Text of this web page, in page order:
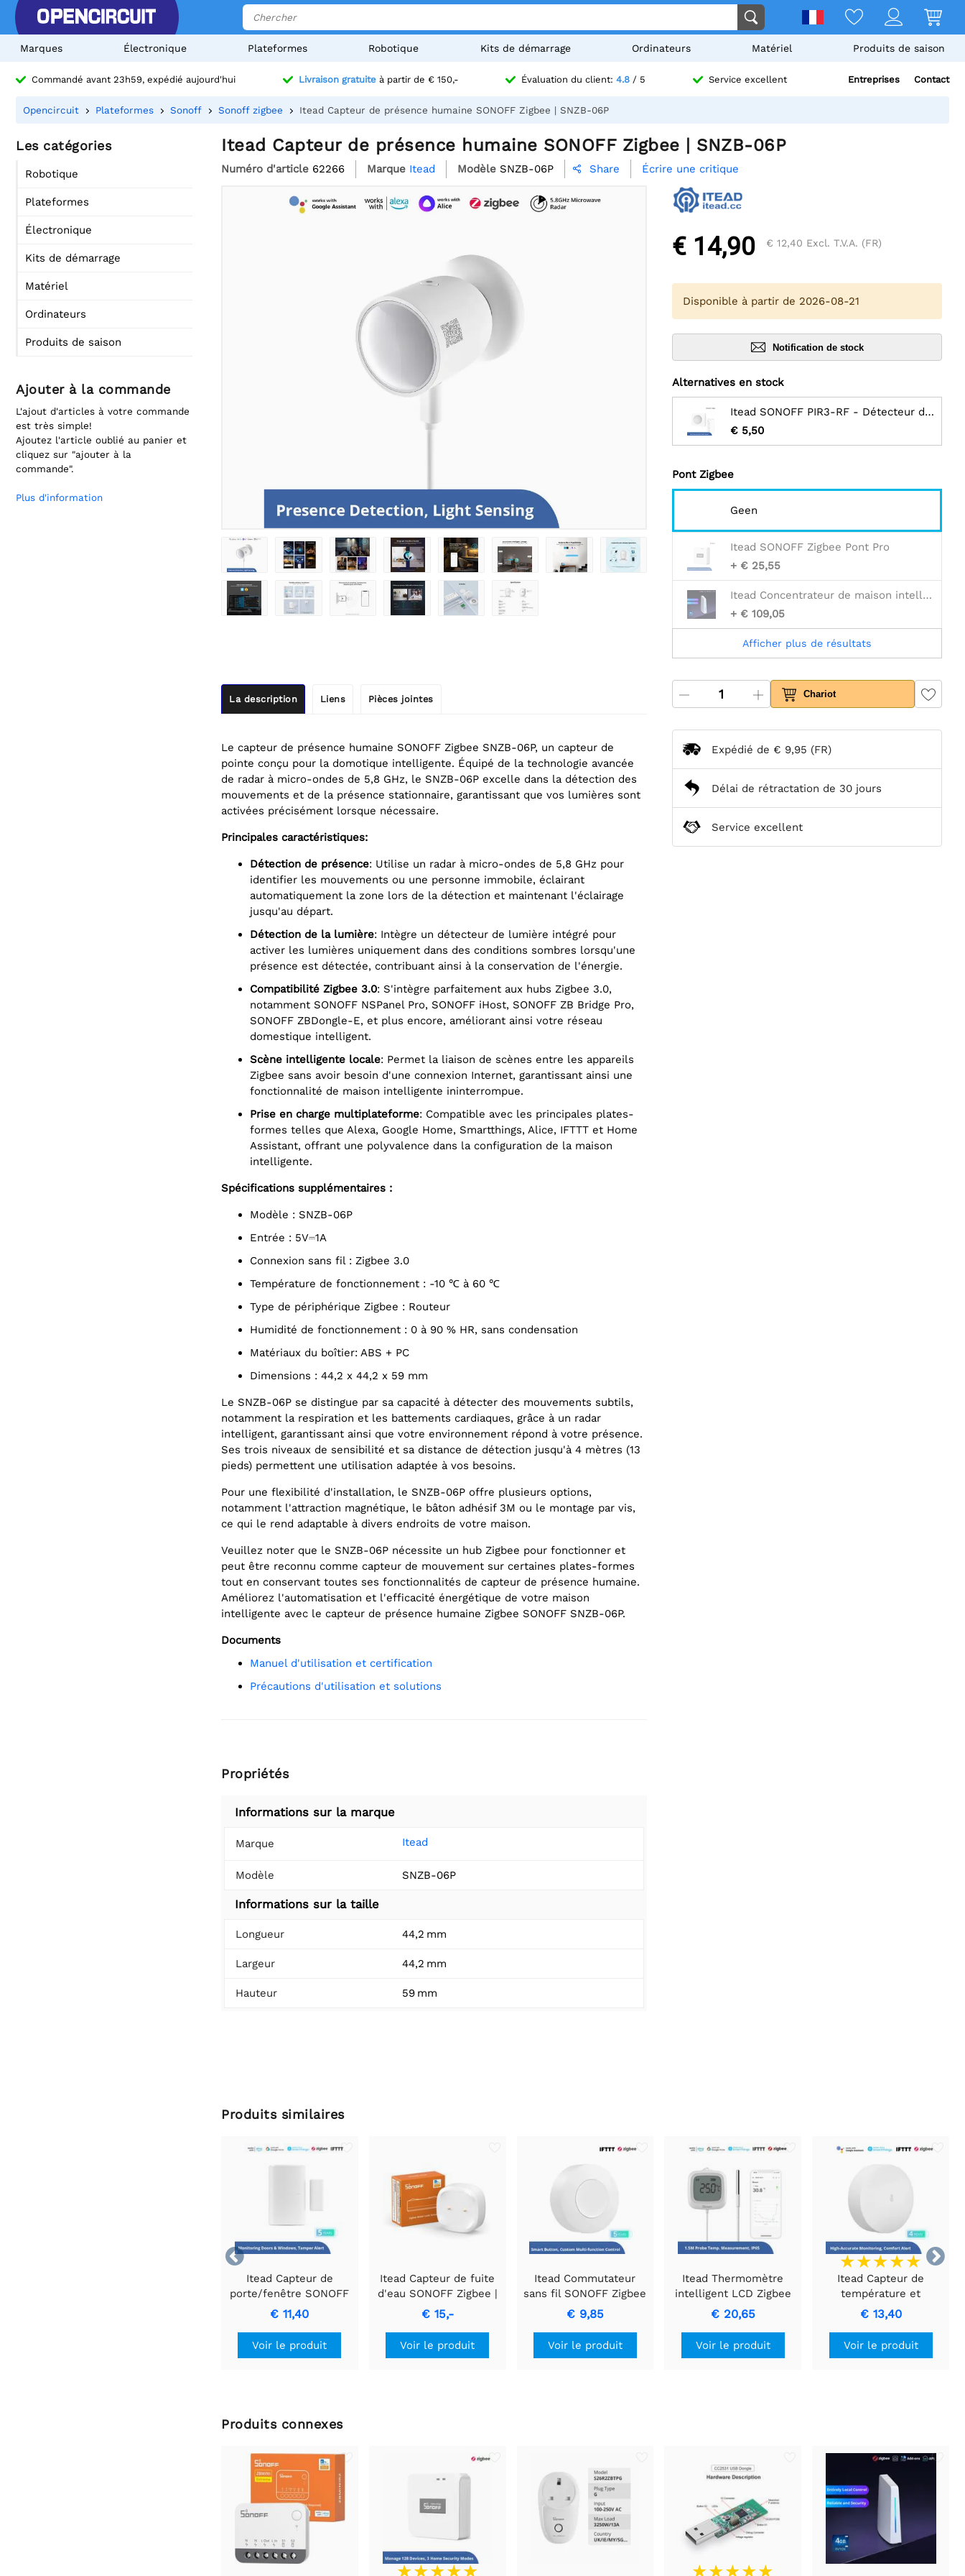
Marques Électronique Plateformes Robotique Kits de démarrage Ordinateurs Matériel Produits de saison
Commandé avant 23h59, expédié aujourd'hui Livraison gratuiteà partir de € 150,- Évaluation du client: 4.8 / 5 Service excellent Entreprises Contact
Opencircuit Plateformes Sonoff Sonoff zigbee Itead Capteur de présence humaine SONOFF Zigbee | SNZB-06P
Les catégories
Robotique
Plateformes
Électronique
Kits de démarrage
Matériel
Ordinateurs
Produits de saison
Ajouter à la commande
L'ajout d'articles à votre commande
est très simple!
Ajoutez l'article oublié au panier et
cliquez sur "ajouter à la
commande".
Plus d'information
Itead Capteur de présence humaine SONOFF Zigbee | SNZB-06P
Numéro d'article 62266 Marque Itead Modèle SNZB-06P  Share Écrire une critique
La description Liens Pièces jointes
Le capteur de présence humaine SONOFF Zigbee SNZB-06P, un capteur de
pointe conçu pour la domotique intelligente. Équipé de la technologie avancée
de radar à micro-ondes de 5,8 GHz, le SNZB-06P excelle dans la détection des
mouvements et de la présence stationnaire, garantissant que vos lumières sont
activées précisément lorsque nécessaire.
Principales caractéristiques:
Détection de présence: Utilise un radar à micro-ondes de 5,8 GHz pour
identifier les mouvements ou une personne immobile, éclairant
automatiquement la zone lors de la détection et maintenant l'éclairage
jusqu'au départ.
Détection de la lumière: Intègre un détecteur de lumière intégré pour
activer les lumières uniquement dans des conditions sombres lorsqu'une
présence est détectée, contribuant ainsi à la conservation de l'énergie.
Compatibilité Zigbee 3.0: S'intègre parfaitement aux hubs Zigbee 3.0,
notamment SONOFF NSPanel Pro, SONOFF iHost, SONOFF ZB Bridge Pro,
SONOFF ZBDongle-E, et plus encore, améliorant ainsi votre réseau
domestique intelligent.
Scène intelligente locale: Permet la liaison de scènes entre les appareils
Zigbee sans avoir besoin d'une connexion Internet, garantissant ainsi une
fonctionnalité de maison intelligente ininterrompue.
Prise en charge multiplateforme: Compatible avec les principales plates-
formes telles que Alexa, Google Home, Smartthings, Alice, IFTTT et Home
Assistant, offrant une polyvalence dans la configuration de la maison
intelligente.
Spécifications supplémentaires :
Modèle : SNZB-06P
Entrée : 5V⎓1A
Connexion sans fil : Zigbee 3.0
Température de fonctionnement : -10 ℃ à 60 ℃
Type de périphérique Zigbee : Routeur
Humidité de fonctionnement : 0 à 90 % HR, sans condensation
Matériaux du boîtier: ABS + PC
Dimensions : 44,2 x 44,2 x 59 mm
Le SNZB-06P se distingue par sa capacité à détecter des mouvements subtils,
notamment la respiration et les battements cardiaques, grâce à un radar
intelligent, garantissant ainsi que votre environnement répond à votre présence.
Ses trois niveaux de sensibilité et sa distance de détection jusqu'à 4 mètres (13
pieds) permettent une utilisation adaptée à vos besoins.
Pour une flexibilité d'installation, le SNZB-06P offre plusieurs options,
notamment l'attraction magnétique, le bâton adhésif 3M ou le montage par vis,
ce qui le rend adaptable à divers endroits de votre maison.
Veuillez noter que le SNZB-06P nécessite un hub Zigbee pour fonctionner et
peut être reconnu comme capteur de mouvement sur certaines plates-formes
tout en conservant toutes ses fonctionnalités de capteur de présence humaine.
Améliorez l'automatisation et l'efficacité énergétique de votre maison
intelligente avec le capteur de présence humaine Zigbee SONOFF SNZB-06P.
Documents
Manuel d'utilisation et certification
Précautions d'utilisation et solutions
Propriétés
Informations sur la marque
Marque Itead
Modèle SNZB-06P
Informations sur la taille
Longueur 44,2 mm
Largeur 44,2 mm
Hauteur 59 mm
€ 14,90 € 12,40 Excl. T.V.A. (FR)
Disponible à partir de 2026-08-21
Notification de stock
Alternatives en stock
Itead SONOFF PIR3-RF - Détecteur de mouvement RF PIR 433MHZ
€ 5,50
Pont Zigbee
Geen
Itead SONOFF Zigbee Pont Pro
+ € 25,55
Itead Concentrateur de maison intelligente SONOFF iHost - 4 Go
+ € 109,05
Afficher plus de résultats
Chariot
Expédié de € 9,95 (FR)
Délai de rétractation de 30 jours
Service excellent
Produits similaires


Itead Capteur de
porte/fenêtre SONOFF
Zigbee | SNZB-04P
€ 11,40
Voir le produit
Itead Capteur de fuite
d'eau SONOFF Zigbee |
SNZB-05P | avec câble
€ 15,-
Voir le produit
Itead Commutateur
sans fil SONOFF Zigbee
| SNZB-01P
€ 9,85
Voir le produit
Itead Thermomètre
intelligent LCD Zigbee
IP65 SONOFF SNZB-
02LD (version sonde)
€ 20,65
Voir le produit
Itead Capteur de
température et
d'humidité SONOFF
Zigbee | SNZB-02P
€ 13,40
Voir le produit
Produits connexes